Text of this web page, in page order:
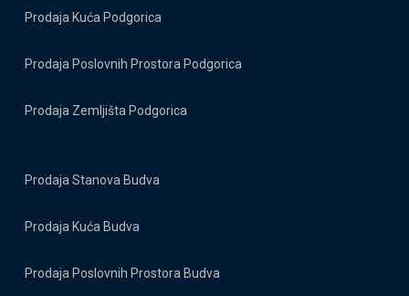
Prodaja Kuća Podgorica
Prodaja Poslovnih Prostora Podgorica
Prodaja Zemljišta Podgorica
Prodaja Stanova Budva
Prodaja Kuća Budva
Prodaja Poslovnih Prostora Budva